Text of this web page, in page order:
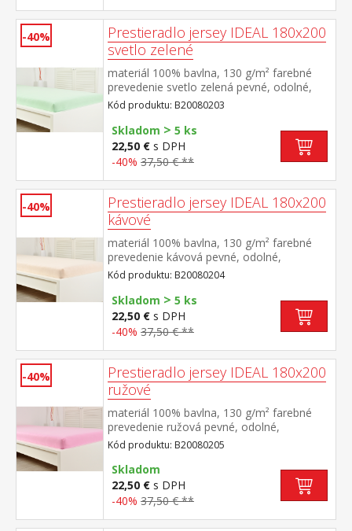
-40%
Prestieradlo jersey IDEAL 180x200
svetlo zelené
materiál 100% bavlna, 130 g/m² farebné
prevedenie svetlo zelená pevné, odolné,
stálofarebné, obšité gumou pre matrace do
výšky 25 cm prateľné do 60 °C
Kód produktu: B20080203
Skladom > 5 ks
22,50 € s DPH
-40% 37,50 € **
-40%
Prestieradlo jersey IDEAL 180x200
kávové
materiál 100% bavlna, 130 g/m² farebné
prevedenie kávová pevné, odolné,
stálofarebné, obšité gumou pre matrace do
výšky 25 cm prateľné do 60 °C
Kód produktu: B20080204
Skladom > 5 ks
22,50 € s DPH
-40% 37,50 € **
-40%
Prestieradlo jersey IDEAL 180x200
ružové
materiál 100% bavlna, 130 g/m² farebné
prevedenie ružová pevné, odolné,
stálofarebné, obšité gumou pre matrace do
výšky 25 cm prateľné do 60 °C
Kód produktu: B20080205
Skladom
22,50 € s DPH
-40% 37,50 € **